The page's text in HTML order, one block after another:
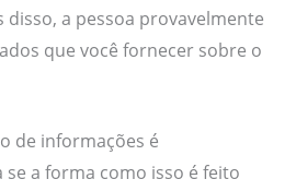
disso, a pessoa provavelmente
que você fornecer sobre o
de informações é
a forma como isso é feito